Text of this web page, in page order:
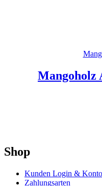
Mangoholz
Shop
Kunden Login & Konto
Zahlungsarten